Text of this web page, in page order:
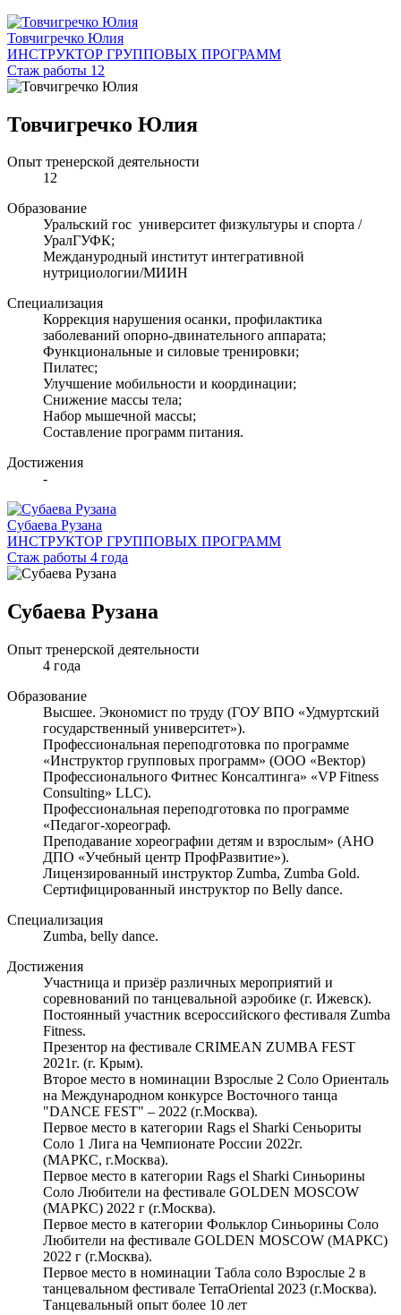
Товчигречко Юлия
ИНСТРУКТОР ГРУППОВЫХ ПРОГРАММ
Стаж работы 12
Товчигречко Юлия
Опыт тренерской деятельности
12
Образование
Уральский гос университет физкультуры и спорта /
УралГУФК;
Междануродный институт интегративной
нутрициологии/МИИН
Специализация
Коррекция нарушения осанки, профилактика
заболеваний опорно-двинательного аппарата;
Функциональные и силовые тренировки;
Пилатес;
Улучшение мобильности и координации;
Снижение массы тела;
Набор мышечной массы;
Составление программ питания.
Достижения
-
Субаева Рузана
ИНСТРУКТОР ГРУППОВЫХ ПРОГРАММ
Стаж работы 4 года
Субаева Рузана
Опыт тренерской деятельности
4 года
Образование
Высшее. Экономист по труду (ГОУ ВПО «Удмуртский
государственный университет»).
Профессиональная переподготовка по программе
«Инструктор групповых программ» (ООО «Вектор)
Профессионального Фитнес Консалтинга» «VP Fitness
Consulting» LLC).
Профессиональная переподготовка по программе
«Педагог-хореограф.
Преподавание хореографии детям и взрослым» (АНО
ДПО «Учебный центр ПрофРазвитие»).
Лицензированный инструктор Zumba, Zumba Gold.
Сертифицированный инструктор по Belly dance.
Специализация
Zumba, belly dance.
Достижения
Участница и призёр различных мероприятий и
соревнований по танцевальной аэробике (г. Ижевск).
Постоянный участник всероссийского фестиваля Zumba
Fitness.
Презентор на фестивале CRIMEAN ZUMBA FEST
2021г. (г. Крым).
Второе место в номинации Взрослые 2 Соло Ориенталь
на Международном конкурсе Восточного танца
"DANCE FEST" – 2022 (г.Москва).
Первое место в категории Rags el Sharki Сеньориты
Соло 1 Лига на Чемпионате России 2022г.
(МАРКС, г.Москва).
Первое место в категории Rags el Sharki Синьорины
Соло Любители на фестивале GOLDEN MOSCOW
(МАРКС) 2022 г (г.Москва).
Первое место в категории Фольклор Синьорины Соло
Любители на фестивале GOLDEN MOSCOW (МАРКС)
2022 г (г.Москва).
Первое место в номинации Табла соло Взрослые 2 в
танцевальном фестивале TerraOriental 2023 (г.Москва).
Танцевальный опыт более 10 лет